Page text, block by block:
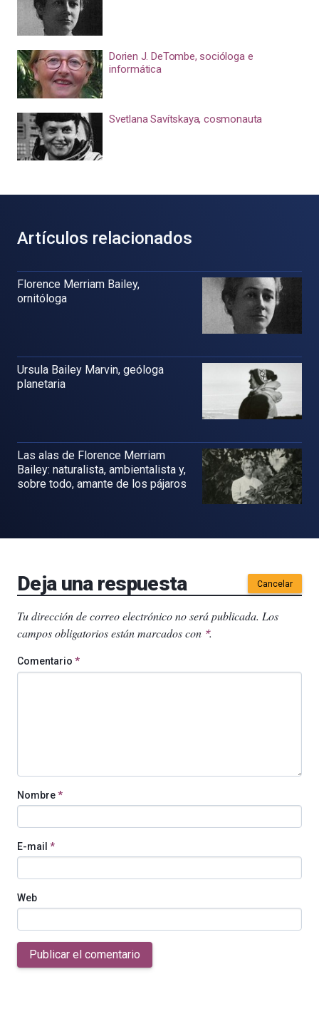
Dorien J. DeTombe, socióloga e
informática
Svetlana Savítskaya, cosmonauta
Artículos relacionados
Florence Merriam Bailey,
ornitóloga
Ursula Bailey Marvin, geóloga
planetaria
Las alas de Florence Merriam
Bailey: naturalista, ambientalista y,
sobre todo, amante de los pájaros
Deja una respuesta Cancelar
Tu dirección de correo electrónico no será publicada. Los
campos obligatorios están marcados con *.
Comentario *
Nombre*
E-mail *
Web
Publicar el comentario